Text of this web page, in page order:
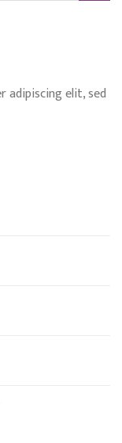
adipiscing elit, sed